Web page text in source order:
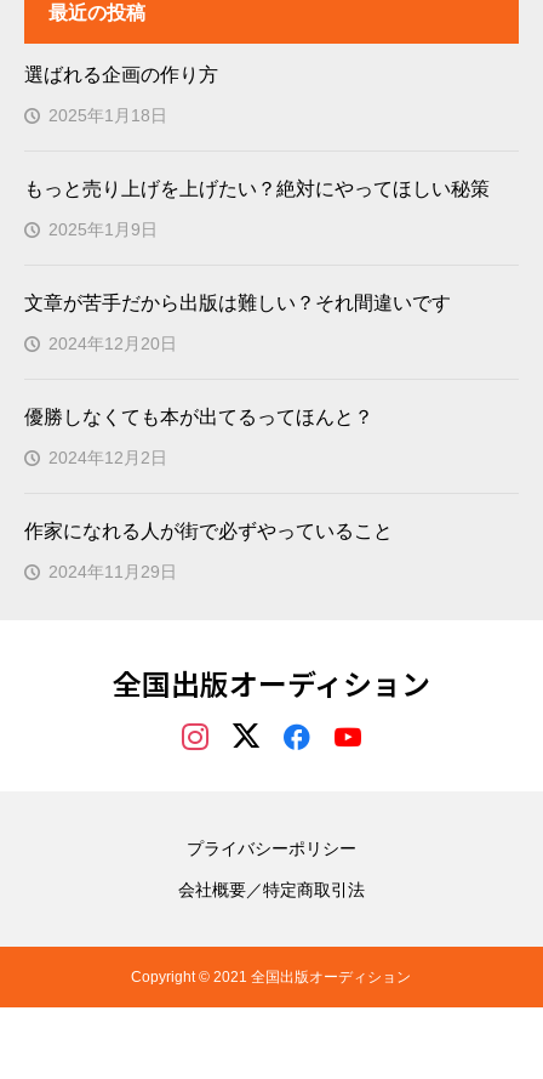
最近の投稿
選ばれる企画の作り方
2025年1月18日
もっと売り上げを上げたい？絶対にやってほしい秘策
2025年1月9日
文章が苦手だから出版は難しい？それ間違いです
2024年12月20日
優勝しなくても本が出てるってほんと？
2024年12月2日
作家になれる人が街で必ずやっていること
2024年11月29日
全国出版オーディション
プライバシーポリシー
会社概要／特定商取引法
Copyright © 2021 全国出版オーディション